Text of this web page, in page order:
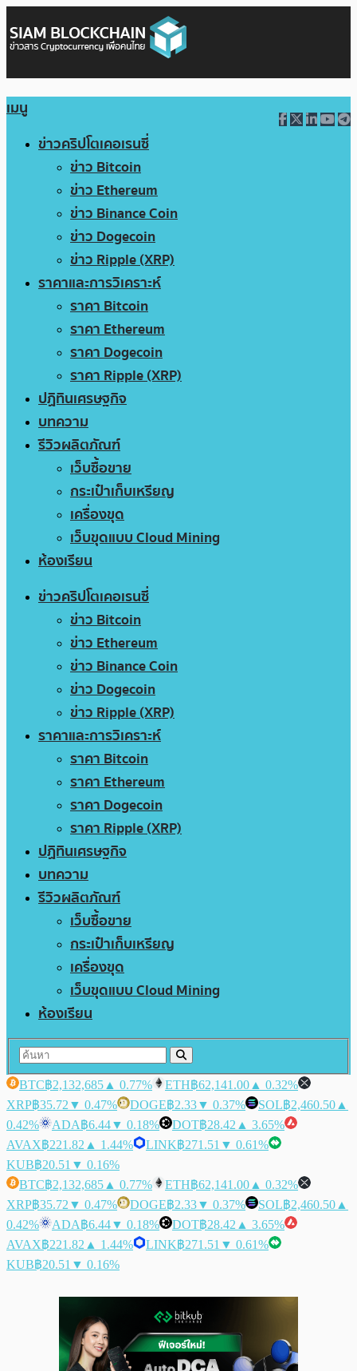
เมนู
ข่าวคริปโตเคอเรนซี่
ข่าว Bitcoin
ข่าว Ethereum
ข่าว Binance Coin
ข่าว Dogecoin
ข่าว Ripple (XRP)
ราคาและการวิเคราะห์
ราคา Bitcoin
ราคา Ethereum
ราคา Dogecoin
ราคา Ripple (XRP)
ปฏิทินเศรษฐกิจ
บทความ
รีวิวผลิตภัณฑ์
เว็บซื้อขาย
กระเป๋าเก็บเหรียญ
เครื่องขุด
เว็บขุดแบบ Cloud Mining
ห้องเรียน
ข่าวคริปโตเคอเรนซี่
ข่าว Bitcoin
ข่าว Ethereum
ข่าว Binance Coin
ข่าว Dogecoin
ข่าว Ripple (XRP)
ราคาและการวิเคราะห์
ราคา Bitcoin
ราคา Ethereum
ราคา Dogecoin
ราคา Ripple (XRP)
ปฏิทินเศรษฐกิจ
บทความ
รีวิวผลิตภัณฑ์
เว็บซื้อขาย
กระเป๋าเก็บเหรียญ
เครื่องขุด
เว็บขุดแบบ Cloud Mining
ห้องเรียน
BTC฿2,132,685 ▲ 0.77% ETH฿62,141.00 ▲ 0.32%
XRP฿35.72 ▼ 0.47% DOGE฿2.33▼ 0.37% SOL฿2,460.50 ▲
0.42%
ADA฿6.44▼ 0.18% DOT฿28.42 ▲ 3.65%
AVAX฿221.82 ▲ 1.44% LINK฿271.51 ▼ 0.61%
KUB฿20.51 ▼ 0.16%
BTC฿2,132,685 ▲ 0.77% ETH฿62,141.00 ▲ 0.32%
XRP฿35.72 ▼ 0.47% DOGE฿2.33▼ 0.37% SOL฿2,460.50 ▲
0.42%
ADA฿6.44▼ 0.18% DOT฿28.42 ▲ 3.65%
AVAX฿221.82 ▲ 1.44% LINK฿271.51 ▼ 0.61%
KUB฿20.51 ▼ 0.16%